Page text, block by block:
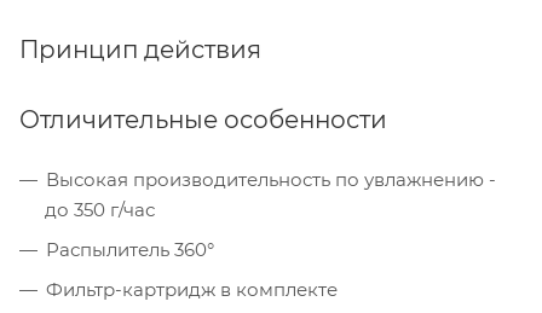
Принцип действия
Отличительные особенности
Высокая производительность по увлажнению -
до 350 г/час
Распылитель 360°
Фильтр-картридж в комплекте